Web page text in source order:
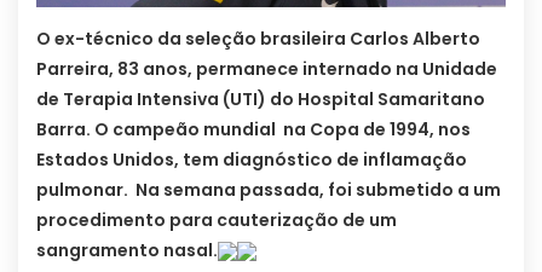
O ex-técnico da seleção brasileira Carlos Alberto
Parreira, 83 anos, permanece internado na Unidade
de Terapia Intensiva (UTI) do Hospital Samaritano
Barra. O campeão mundial na Copa de 1994, nos
Estados Unidos, tem diagnóstico de inflamação
pulmonar. Na semana passada, foi submetido a um
procedimento para cauterização de um
sangramento nasal.